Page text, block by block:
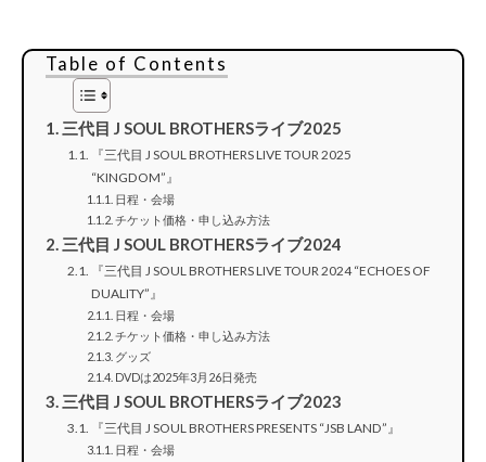
Table of Contents
三代目 J SOUL BROTHERSライブ2025
『三代目 J SOUL BROTHERS LIVE TOUR 2025
“KINGDOM”』
日程・会場
チケット価格・申し込み方法
三代目 J SOUL BROTHERSライブ2024
『三代目 J SOUL BROTHERS LIVE TOUR 2024 “ECHOES OF
DUALITY”』
日程・会場
チケット価格・申し込み方法
グッズ
DVDは2025年3月26日発売
三代目 J SOUL BROTHERSライブ2023
『三代目 J SOUL BROTHERS PRESENTS “JSB LAND”』
日程・会場